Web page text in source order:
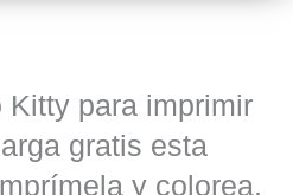
Kitty para imprimir
gratis esta
y colorea.